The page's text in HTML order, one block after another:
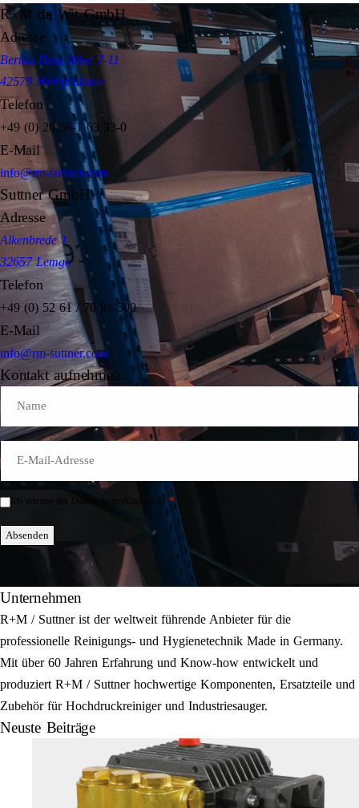
R+M de Wit GmbH
Adresse
Bertha-Benz-Allee 7-11
42579 Heiligenhaus
Telefon
+49 (0) 20 56-1 63 33-0
E-Mail
info@rm-suttner.com
Suttner GmbH
Adresse
Alkenbrede 1
32657 Lemgo
Telefon
+49 (0) 52 61 / 70 81-300
E-Mail
info@rm-suttner.com
Kontakt aufnehmen
Mail
Einwilligung
Ich stimme der Datenschutzerklärung zu.*
Absenden
Unternehmen
R+M / Suttner ist der weltweit führende Anbieter für die
professionelle Reinigungs- und Hygienetechnik Made in Germany.
Mit über 60 Jahren Erfahrung und Know-how entwickelt und
produziert R+M / Suttner hochwertige Komponenten, Ersatzteile und
Zubehör für Hochdruckreiniger und Industriesauger.
Neuste Beiträge